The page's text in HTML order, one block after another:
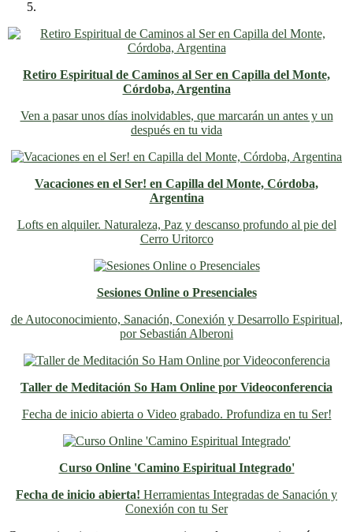
Retiro Espiritual de Caminos al Ser en Capilla del Monte,
Córdoba, Argentina
Ven a pasar unos días inolvidables, que marcarán un antes y un
después en tu vida
Vacaciones en el Ser! en Capilla del Monte, Córdoba,
Argentina
Lofts en alquiler. Naturaleza, Paz y descanso profundo al pie del
Cerro Uritorco
Sesiones Online o Presenciales
de Autoconocimiento, Sanación, Conexión y Desarrollo Espiritual,
por Sebastián Alberoni
Taller de Meditación So Ham Online por Videoconferencia
Fecha de inicio abierta o Video grabado. Profundiza en tu Ser!
Curso Online 'Camino Espiritual Integrado'
Fecha de inicio abierta! Herramientas Integradas de Sanación y
Conexión con tu Ser